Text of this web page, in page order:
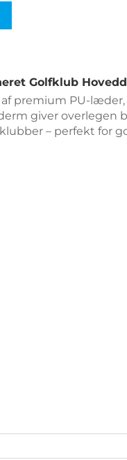
Golfklub
premium PU-læder,
giver overlegen
– perfekt for